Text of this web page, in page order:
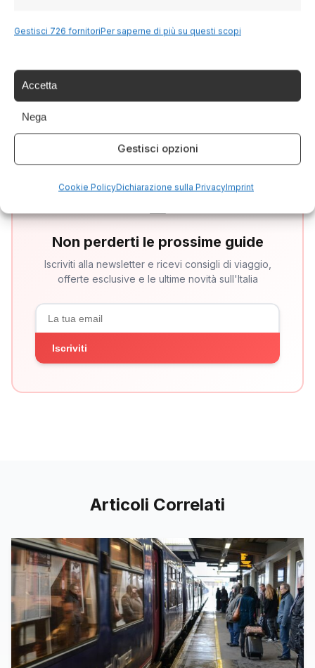
Gestisci 726 fornitoriPer saperne di più su questi scopi
Accetta
Nega
Gestisci opzioni
Cookie PolicyDichiarazione sulla PrivacyImprint
SCRITTO DA
Italia Delight è il tuo portale per scoprire le
cucina e tour indimenticabili.
✉
Non perderti le prossime guide
Iscriviti alla newsletter e ricevi consigli di viaggio,
offerte esclusive e le ultime novità sull'Italia
Iscriviti
Articoli Correlati